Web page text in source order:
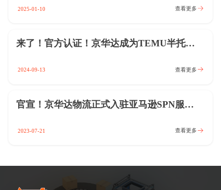
2025-01-10 查看更多
来了！官方认证！京华达成为TEMU半托管「合作对接仓」
2024-09-13 查看更多
官宣！京华达物流正式入驻亚马逊SPN服务商
2023-07-21 查看更多